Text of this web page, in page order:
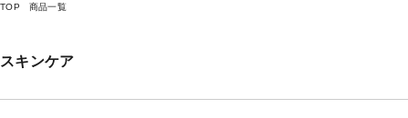
TOP 商品一覧
スキンケア